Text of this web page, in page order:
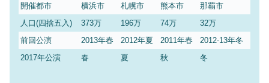
開催都市 横浜市 札幌市 熊本市
那覇市
人口(四捨五入)
373万 196万 74万
32万
前回公演
2013年春 2012年夏 2011年春
2012-13年冬
2017年公演
春 夏 秋 冬